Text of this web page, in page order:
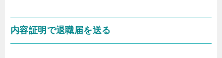
内容証明で退職届を送る